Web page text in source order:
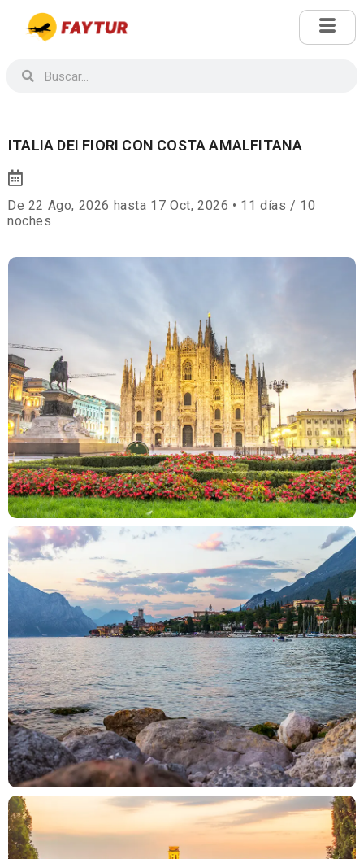
ITALIA DEI FIORI CON COSTA AMALFITANA
De 22 Ago, 2026 hasta 17 Oct, 2026 • 11 días / 10
noches